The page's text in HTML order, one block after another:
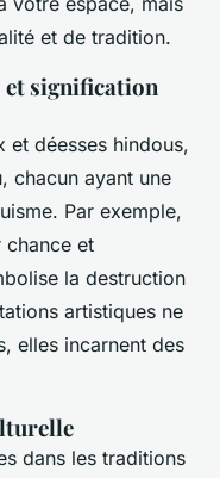
et de tradition.
et signification
et déesses hindous,
chacun ayant une
Par exemple,
chance et
la destruction
artistiques ne
elles incarnent des
dans les traditions